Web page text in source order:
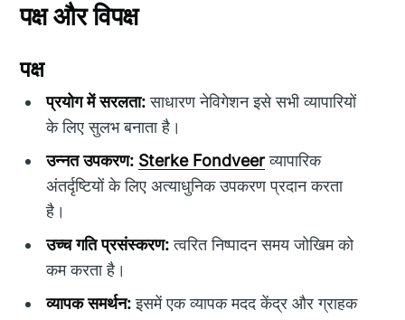
पक्ष और विपक्ष
पक्ष
प्रयोग में सरलता:साधारण नेविगेशन इसे सभी व्यापारियों
के लिए सुलभ बनाता है।
उन्नत उपकरण: Sterke Fondveerव्यापारिक
अंतर्दृष्टियों के लिए अत्याधुनिक उपकरण प्रदान करता
है।
उच्च गति प्रसंस्करण:त्वरित निष्पादन समय जोखिम को
कम करता है।
व्यापक समर्थन:इसमें एक व्यापक मदद केंद्र और ग्राहक